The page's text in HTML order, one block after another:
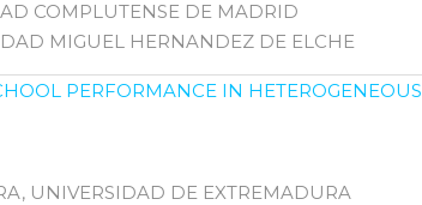
COMPLUTENSE DE MADRID
MIGUEL HERNANDEZ DE ELCHE
PERFORMANCE IN HETEROGENEOUS
UNIVERSIDAD DE EXTREMADURA